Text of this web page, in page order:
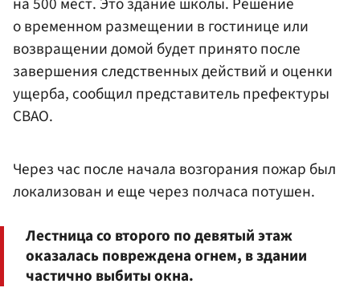
о временном размещении в гостинице или
возвращении домой будет принято после
завершения следственных действий и оценки
ущерба, сообщил представитель префектуры
СВАО.
Через час после начала возгорания пожар был
локализован и еще через полчаса потушен.
Лестница со второго по девятый этаж
оказалась повреждена огнем, в здании
частично выбиты окна.